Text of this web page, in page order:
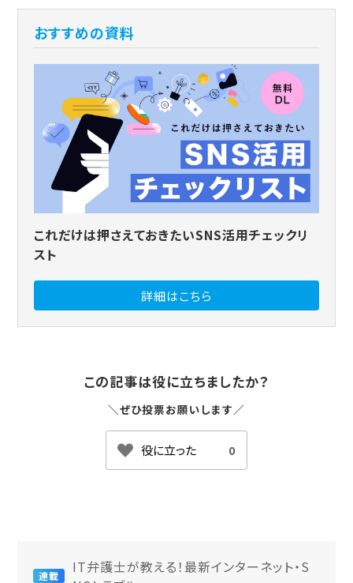
おすすめの資料
これだけは押さえておきたいSNS活用チェックリ
スト
詳細はこちら
この記事は役に立ちましたか？
＼ぜひ投票お願いします／
0
連載
IT弁護士が教える！最新インターネット・S